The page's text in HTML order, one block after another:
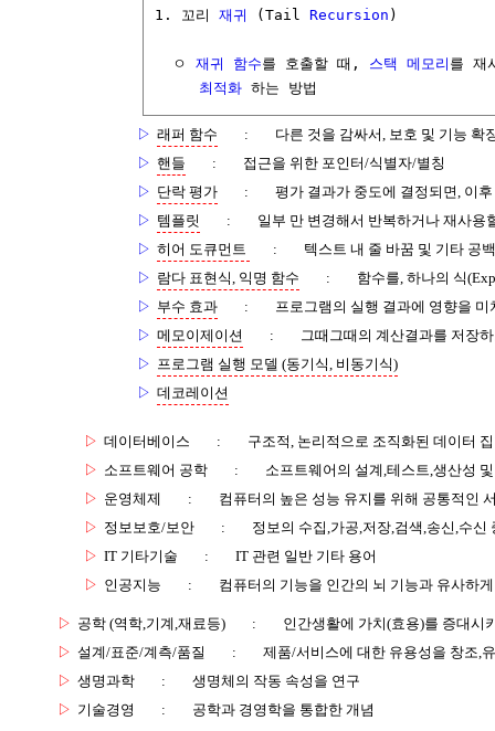
1. 꼬리 재귀 (Tail Recursion )
  ㅇ
재귀 함수를 호출할 때, 스택 메모리 를 재
최적화 하는 방법
▷ 래퍼 함수 :
다른 것을 감싸서, 보호 및 기능 확
▷ 핸들 :
접근을 위한 포인터/식별자/별칭
▷ 단락 평가 :
평가 결과가 중도에 결정되면, 이
▷ 템플릿 :
일부 만 변경해서 반복하거나 재사용
▷ 히어 도큐먼트 :
텍스트 내 줄 바꿈 및 기타 공
▷ 람다 표현식, 익명 함수 :
함수를, 하나의 식
▷ 부수 효과 :
프로그램의 실행 결과에 영향을
▷ 메모이제이션 :
그때그때의 계산결과를 저장
▷ 프로그램 실행 모델 (동기식, 비동기식)
▷ 데코레이션
▷ 데이터베이스 :
구조적, 논리적으로 조직화된 데이터
▷ 소프트웨어 공학 :
소프트웨어의 설계,테스트,생산성
▷ 운영체제 :
컴퓨터의 높은 성능 유지를 위해 공통적인
▷ 정보보호/보안 :
정보의 수집,가공,저장,검색,송신,수
▷ IT 기타기술 :
IT 관련 일반 기타 용어
▷ 인공지능 : 컴퓨터의 기능을 인간의 뇌 기능과 유사하
▷ 공학 (역학,기계,재료등) :
인간생활에 가치(효용)를 증대시
▷ 설계/표준/계측/품질 :
제품/서비스에 대한 유용성을 창조,
▷ 생명과학 :
생명체의 작동 속성을 연구
▷ 기술경영 : 공학과 경영학을 통합한 개념